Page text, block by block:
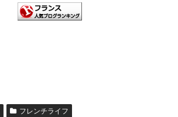
フレンチライフ